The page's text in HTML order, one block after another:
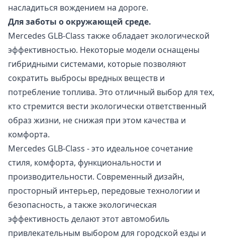
насладиться вождением на дороге.
Для заботы о окружающей среде.
Mercedes GLB-Class также обладает экологической
эффективностью. Некоторые модели оснащены
гибридными системами, которые позволяют
сократить выбросы вредных веществ и
потребление топлива. Это отличный выбор для тех,
кто стремится вести экологически ответственный
образ жизни, не снижая при этом качества и
комфорта.
Mercedes GLB-Class - это идеальное сочетание
стиля, комфорта, функциональности и
производительности. Современный дизайн,
просторный интерьер, передовые технологии и
безопасность, а также экологическая
эффективность делают этот автомобиль
привлекательным выбором для городской езды и